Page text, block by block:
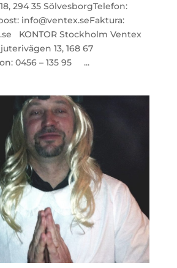
294 35 SölvesborgTelefon:
info@ventex.seFaktura:
KONTOR Stockholm Ventex
13, 168 67
0456 – 135 95 ...